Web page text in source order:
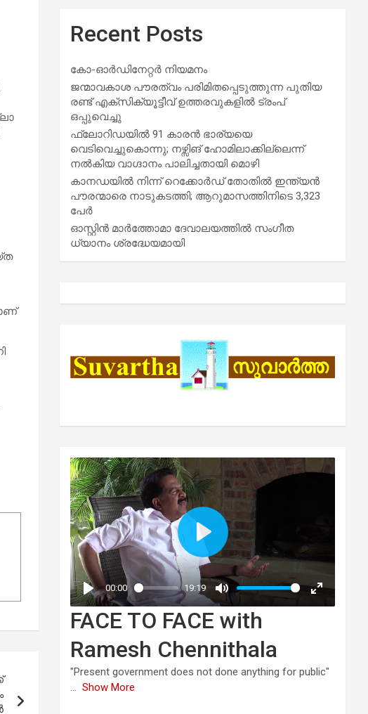
Recent Posts
കോ-ഓർഡിനേറ്റർ നിയമനം
ജന്മാവകാശ പൗരത്വം പരിമിതപ്പെടുത്തുന്ന പുതിയ
രണ്ട് എക്സിക്യൂട്ടീവ് ഉത്തരവുകളിൽ ട്രംപ്
ഒപ്പുവെച്ചു
ഫ്ലോറിഡയിൽ 91 കാരൻ ഭാര്യയെ
വെടിവെച്ചുകൊന്നു; നഴ്സിങ് ഹോമിലാക്കില്ലെന്ന്
നൽകിയ വാഗ്ദാനം പാലിച്ചതായി മൊഴി
കാനഡയിൽ നിന്ന് റെക്കോർഡ് തോതിൽ ഇന്ത്യൻ
പൗരന്മാരെ നാടുകടത്തി; ആറുമാസത്തിനിടെ 3,323
പേർ
ഓസ്റ്റിൻ മാർത്തോമാ ദേവാലയത്തിൽ സംഗീത
ധ്യാനം ശ്രദ്ധേയമായി
FACE TO FACE with
Ramesh Chennithala
"Present government does not done anything for public"
... Show More